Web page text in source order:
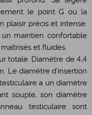
le point G ou la
plaisir précis et intense.
un maintien confortable
et fluides.
totale. Diamètre de 4,4
Le diamètre d'insertion
a un diamètre
souple, son diamètre
testiculaire sont